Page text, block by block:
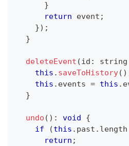
}
return event ;
}) ;
}
deleteEvent (id : string
this . saveToHistory( )
this . events = this .
}
undo ( ) : void
{
if
(this . past . length
return ;